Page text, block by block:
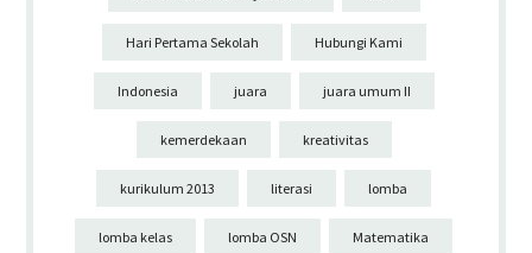
Hari Pertama Sekolah Hubungi Kami
Indonesia juara juara umum II
kemerdekaan kreativitas
kurikulum 2013 literasi lomba
lomba kelas lomba OSN Matematika